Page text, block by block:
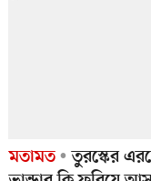
মতামত
তুরস্কের